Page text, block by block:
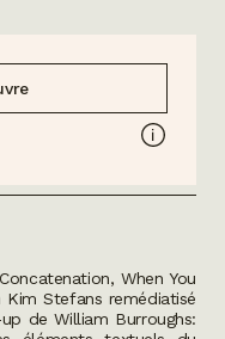
Concatenation,When You
Stefans remédiatisé
de William Burroughs: